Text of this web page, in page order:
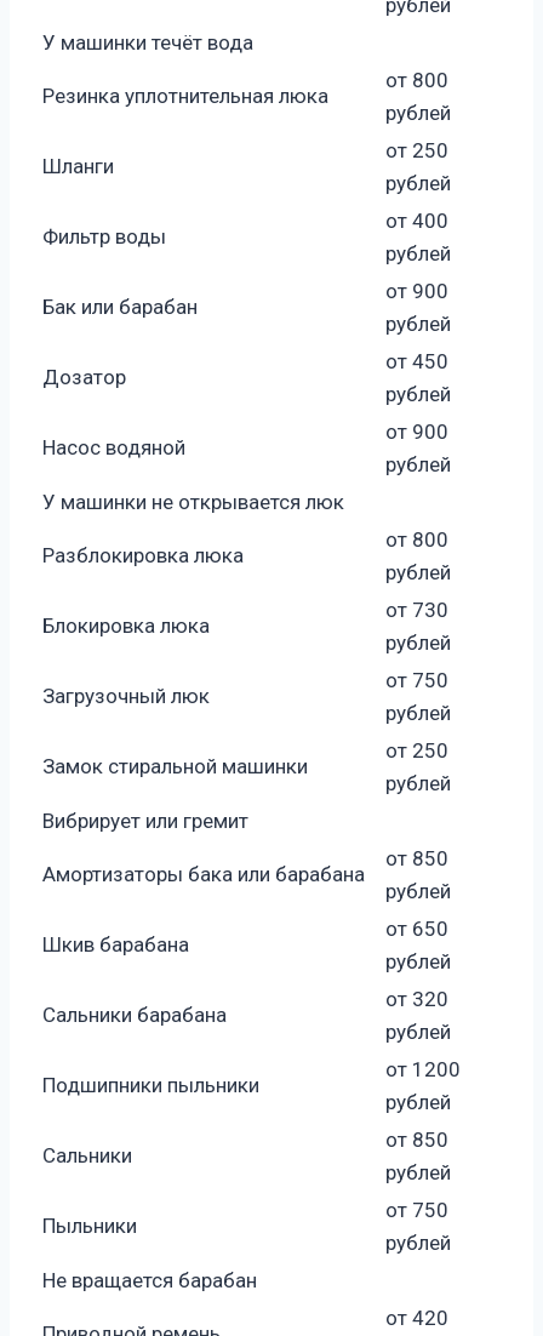
У машинки течёт вода
Резинка уплотнительная люка
от 800
рублей
Шланги
от 250
рублей
Фильтр воды
от 400
рублей
Бак или барабан
от 900
рублей
Дозатор
от 450
рублей
Насос водяной
от 900
рублей
У машинки не открывается люк
Разблокировка люка
от 800
рублей
Блокировка люка
от 730
рублей
Загрузочный люк
от 750
рублей
Замок стиральной машинки
от 250
рублей
Вибрирует или гремит
Амортизаторы бака или барабана
от 850
рублей
Шкив барабана
от 650
рублей
Сальники барабана
от 320
рублей
Подшипники пыльники
от 1200
рублей
Сальники
от 850
рублей
Пыльники
от 750
рублей
Не вращается барабан
от 420